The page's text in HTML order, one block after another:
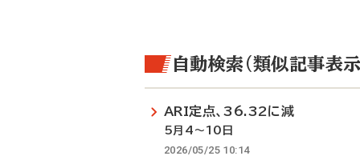
自動検索（類似記事表示
ARI定点、36.32に減
5月4～10日
2026/05/25 10:14